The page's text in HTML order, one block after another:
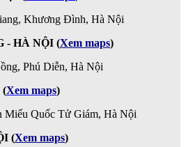
Khương Đình, Hà Nội
- HÀ NỘI (Xem maps)
Phú Diễn, Hà Nội
(Xem maps)
Quốc Tử Giám, Hà Nội
(Xem maps)